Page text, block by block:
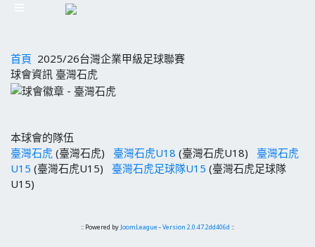
首頁 2025/26台灣企業甲級足球聯賽
球會資訊 臺灣石虎
本球會的隊伍
臺灣石虎 (臺灣石虎) 臺灣石虎U18 (臺灣石虎U18)
臺灣石虎
U15 (臺灣石虎U15) 臺灣石虎足球隊U15 (臺灣石虎足球隊
U15)
:: Powered by JoomLeague -Version 2.0.47.2dd406d ::